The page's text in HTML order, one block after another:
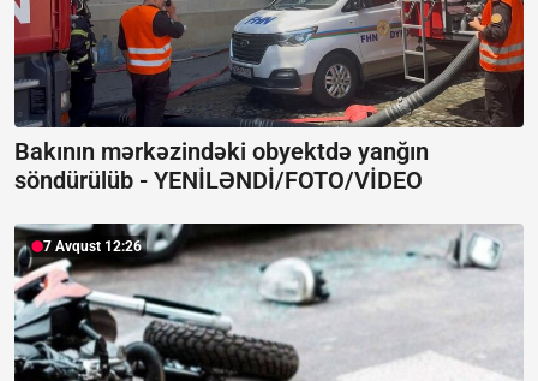
Bakının mərkəzindəki obyektdə yanğın
söndürülüb - YENİLƏNDİ/FOTO/VİDEO
7 Avqust 12:26